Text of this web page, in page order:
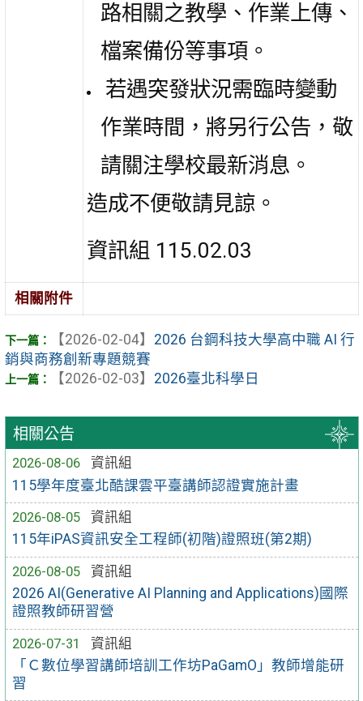
相關公告
2026-08-06
資訊組
115學年度臺北酷課雲平臺講師認證實施計畫
2026-08-05
資訊組
115年iPAS資訊安全工程師(初階)證照班(第2期)
2026-08-05
資訊組
2026 AI(Generative AI Planning and Applications)國際
證照教師研習營
2026-07-31
資訊組
「Ｃ數位學習講師培訓工作坊PaGamO」教師增能研
習
路相關之教學、作業上傳、
檔案備份等事項。
若遇突發狀況需臨時變動
作業時間，將另行公告，敬
請關注學校最新消息。
造成不便敬請見諒。
資訊組 115.02.03
相關附件
【2026-02-04】 2026 台鋼科技大學高中職 AI 行
銷與商務創新專題競賽
【2026-02-03】 2026臺北科學日